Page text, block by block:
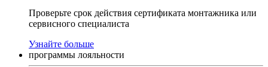
Проверьте срок действия сертификата монтажника или
сервисного специалиста
Узнайте больше
программы лояльности